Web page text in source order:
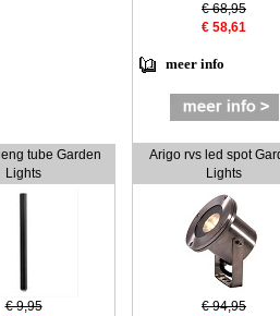
€ 68,95
€ 58,61
meer info
tube Garden
Lights
€ 9,95
Arigo rvs led spot
Lights
€ 94,95